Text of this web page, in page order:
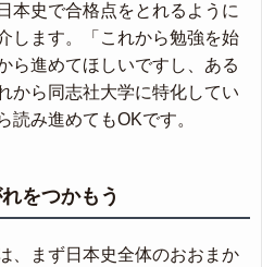
本史で合格点をとれるように
します。「これから勉強を始
ら進めてほしいですし、ある
から同志社大学に特化してい
読み進めてもOKです。
をつかもう
、まず日本史全体のおおまか